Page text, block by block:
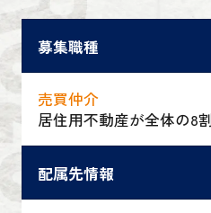
募集職種
売買仲介
居住用不動産が全体の8
配属先情報